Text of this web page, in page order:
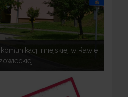
miejskiej w Rawie